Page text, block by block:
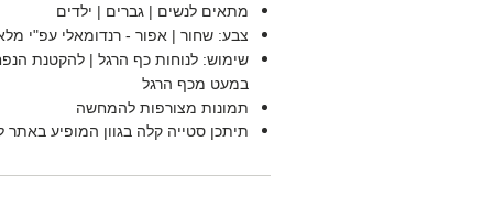
מתאים לנשים | גברים | ילדים
צבע: שחור | אפור - רנדומאלי עפ"י
שימוש: לנוחות כף הרגל | להקטנת
במעט מכף הרגל
תמונות מצורפות להמחשה
תיתכן סטייה קלה בגוון המופיע